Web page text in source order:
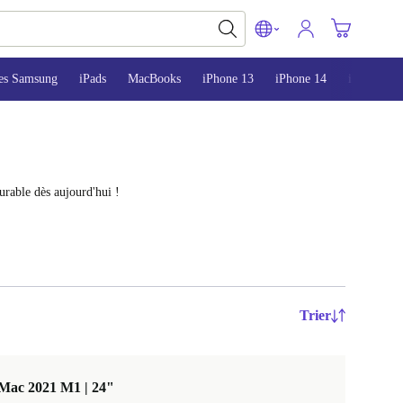
Samsung iPads MacBooks iPhone 13 iPhone 14 iPhone 15
dès aujourd'hui !
Trier
2021 M1 | 24"